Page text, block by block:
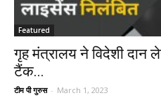
Featured
गृह मंत्रालय ने विदेशी
टैंक...
टीम पी गुरुस - March 1, 2023